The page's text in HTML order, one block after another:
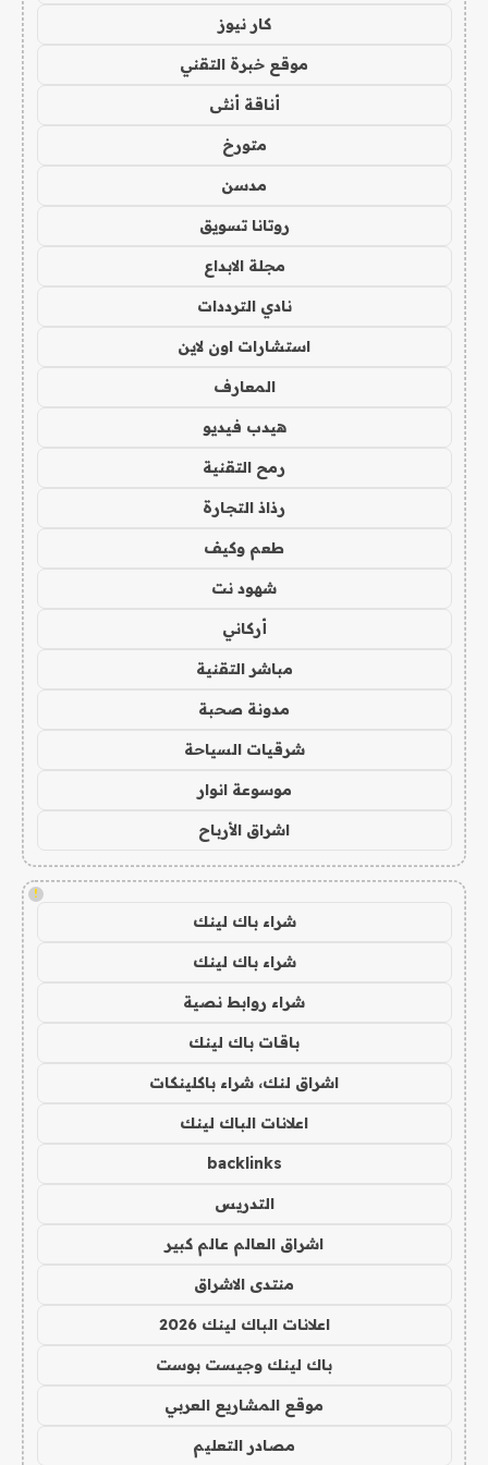
كار نيوز
موقع خبرة التقني
أناقة أنثى
متورخ
مدسن
روتانا تسويق
مجلة الابداع
نادي الترددات
استشارات اون لاين
المعارف
هيدب فيديو
رمح التقنية
رذاذ التجارة
طعم وكيف
شهود نت
أركاني
مباشر التقنية
مدونة صحبة
شرقيات السياحة
موسوعة انوار
اشراق الأرباح
!
شراء باك لينك
شراء باك لينك
شراء روابط نصية
باقات باك لينك
اشراق لنك، شراء باكلينكات
اعلانات الباك لينك
backlinks
التدريس
اشراق العالم عالم كبير
منتدى الاشراق
اعلانات الباك لينك 2026
باك لينك وجيست بوست
موقع المشاريع العربي
مصادر التعليم